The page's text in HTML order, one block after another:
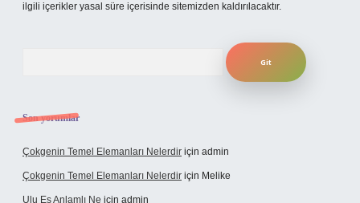
ilgili içerikler yasal süre içerisinde sitemizden kaldırılacaktır.
Son yorumlar
Çokgenin Temel Elemanları Nelerdir için admin
Çokgenin Temel Elemanları Nelerdir için Melike
Ulu Eş Anlamlı Ne için admin